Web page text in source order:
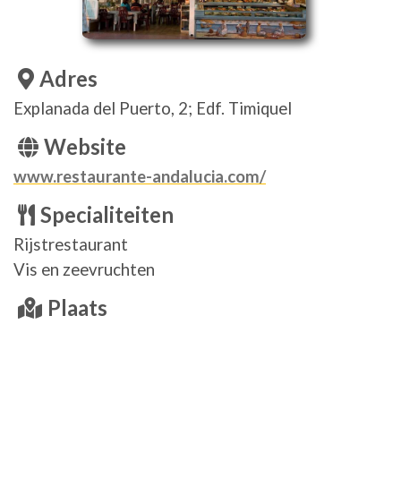
Adres
Explanada del Puerto, 2; Edf. Timiquel
Website
www.restaurante-andalucia.com/
Specialiteiten
Rijstrestaurant
Vis en zeevruchten
Plaats